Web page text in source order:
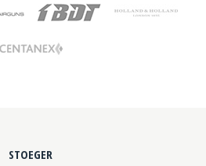
STOEGER